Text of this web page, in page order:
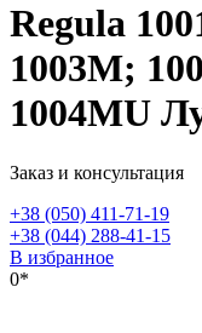
Regula
1003М;
1004МU
Заказ и консультация
+38 (050) 411-71-19
+38 (044) 288-41-15
В избранное
0*